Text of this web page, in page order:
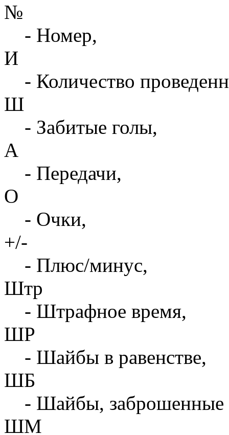
№
- Номер,
И
- Количество
Ш
- Забитые голы,
А
- Передачи,
О
- Очки,
+/-
- Плюс/минус,
Штр
- Штрафное время,
ШР
- Шайбы в равенстве,
ШБ
- Шайбы, заброшенные
ШМ